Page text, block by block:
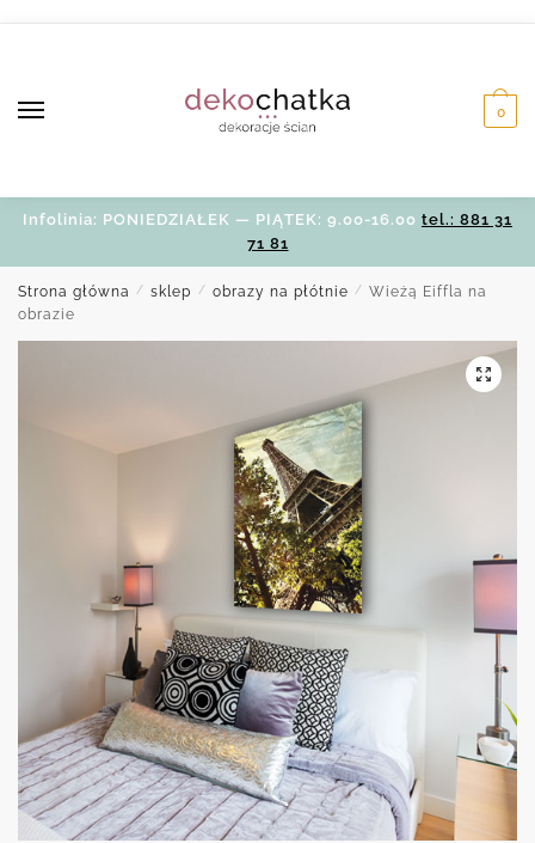
0
Infolinia: PONIEDZIAŁEK — PIĄTEK: 9.00-16.00 tel.: 881 31
71 81
Strona główna / sklep / obrazy na płótnie / Wieżą Eiffla na
obrazie